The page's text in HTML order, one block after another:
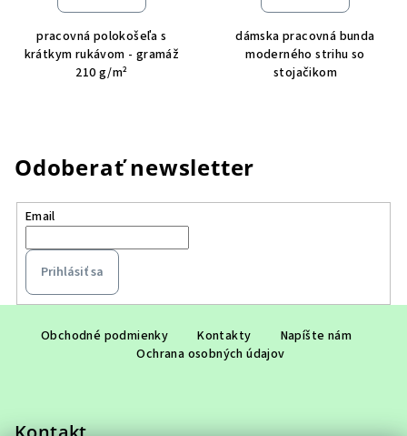
pracovná polokošeľa s
krátkym rukávom - gramáž
210 g/m²
dámska pracovná bunda
moderného strihu so
stojačikom
Odoberať newsletter
Email
Prihlásiť sa
Obchodné podmienky Kontakty
Napíšte nám
Ochrana osobných údajov